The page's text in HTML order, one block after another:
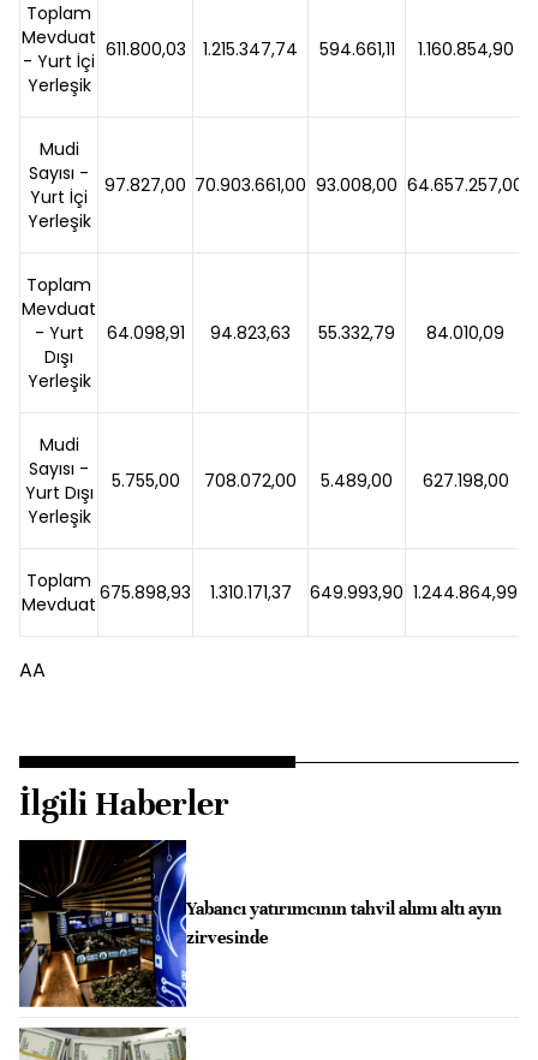
Toplam
Mevduat
- Yurt İçi
Yerleşik
611.800,03 1.215.347,74 594.661,11 1.160.854,90
Mudi
Sayısı -
Yurt İçi
Yerleşik
97.827,00 70.903.661,00 93.008,00 64.657.257,00
Toplam
Mevduat
- Yurt
Dışı
Yerleşik
64.098,91 94.823,63 55.332,79 84.010,09
Mudi
Sayısı -
Yurt Dışı
Yerleşik
5.755,00 708.072,00 5.489,00 627.198,00
Toplam
Mevduat 675.898,93 1.310.171,37 649.993,90 1.244.864,99
AA
İlgili Haberler
Yabancı yatırımcının tahvil alımı altı ayın
zirvesinde